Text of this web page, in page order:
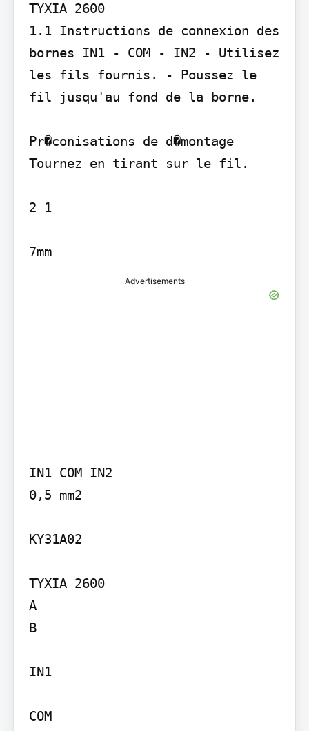
TYXIA 2600
1.1 Instructions de connexion des
bornes IN1 - COM - IN2 - Utilisez
les fils fournis. - Poussez le
fil jusqu'au fond de la borne.
Pr�conisations de d�montage
Tournez en tirant sur le fil.
2 1
7mm
Advertisements
IN1 COM IN2
0,5 mm2
KY31A02
TYXIA 2600
A
B
IN1
COM